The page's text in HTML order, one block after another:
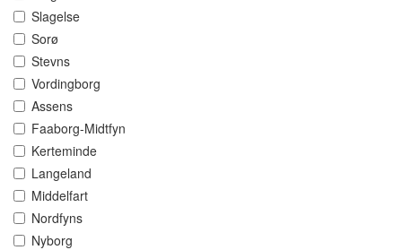
Slagelse
Sorø
Stevns
Vordingborg
Assens
Faaborg-Midtfyn
Kerteminde
Langeland
Middelfart
Nordfyns
Nyborg